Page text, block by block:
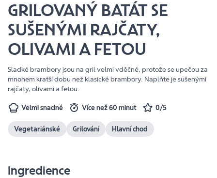
GRILOVANÝ BATÁT SE
SUŠENÝMI RAJČATY,
OLIVAMI A FETOU
Sladké brambory jsou na gril velmi vděčné, protože se upečou za
mnohem kratší dobu než klasické brambory. Naplňte je sušenými
rajčaty, olivami a fetou.
Velmi snadné Více než 60 minut 0/5
Vegetariánské Grilování Hlavní chod
Ingredience